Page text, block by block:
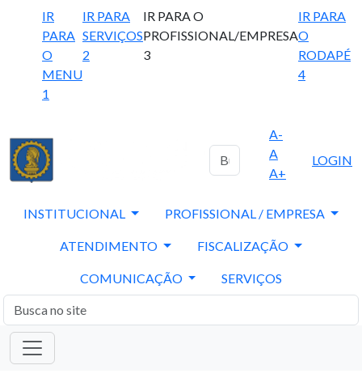
IR
PARA
O
MENU
1
IR PARA
SERVIÇOS
2
IR PARA O
PROFISSIONAL/EMPRESA
3
IR PARA
O
RODAPÉ
4
A-
A
A+
LOGIN
INSTITUCIONAL PROFISSIONAL / EMPRESA
ATENDIMENTO FISCALIZAÇÃO
COMUNICAÇÃO SERVIÇOS